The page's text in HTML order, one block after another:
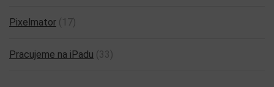
Pixelmator (17)
Pracujeme na iPadu (33)